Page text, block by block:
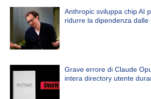
Anthropic sviluppa chip AI
ridurre la dipendenza dalle
Grave errore di Claude
intera directory utente